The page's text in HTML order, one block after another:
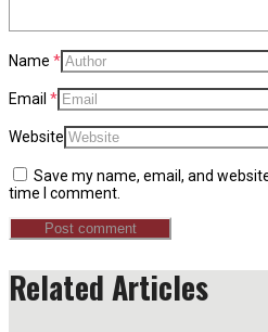
Name *
Email *
Website
Save my name, email, and
time I comment.
Related Articles